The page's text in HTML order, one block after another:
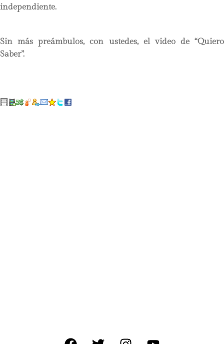
independiente.
Sin más preámbulos, con ustedes, el video de “Quiero
Saber”.